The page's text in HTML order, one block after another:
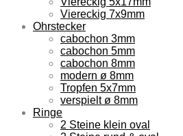
Viereckig 7x9mm
Ohrstecker
cabochon 3mm
cabochon 5mm
cabochon 8mm
modern ø 8mm
Tropfen 5x7mm
verspielt ø 8mm
Ringe
2 Steine klein oval